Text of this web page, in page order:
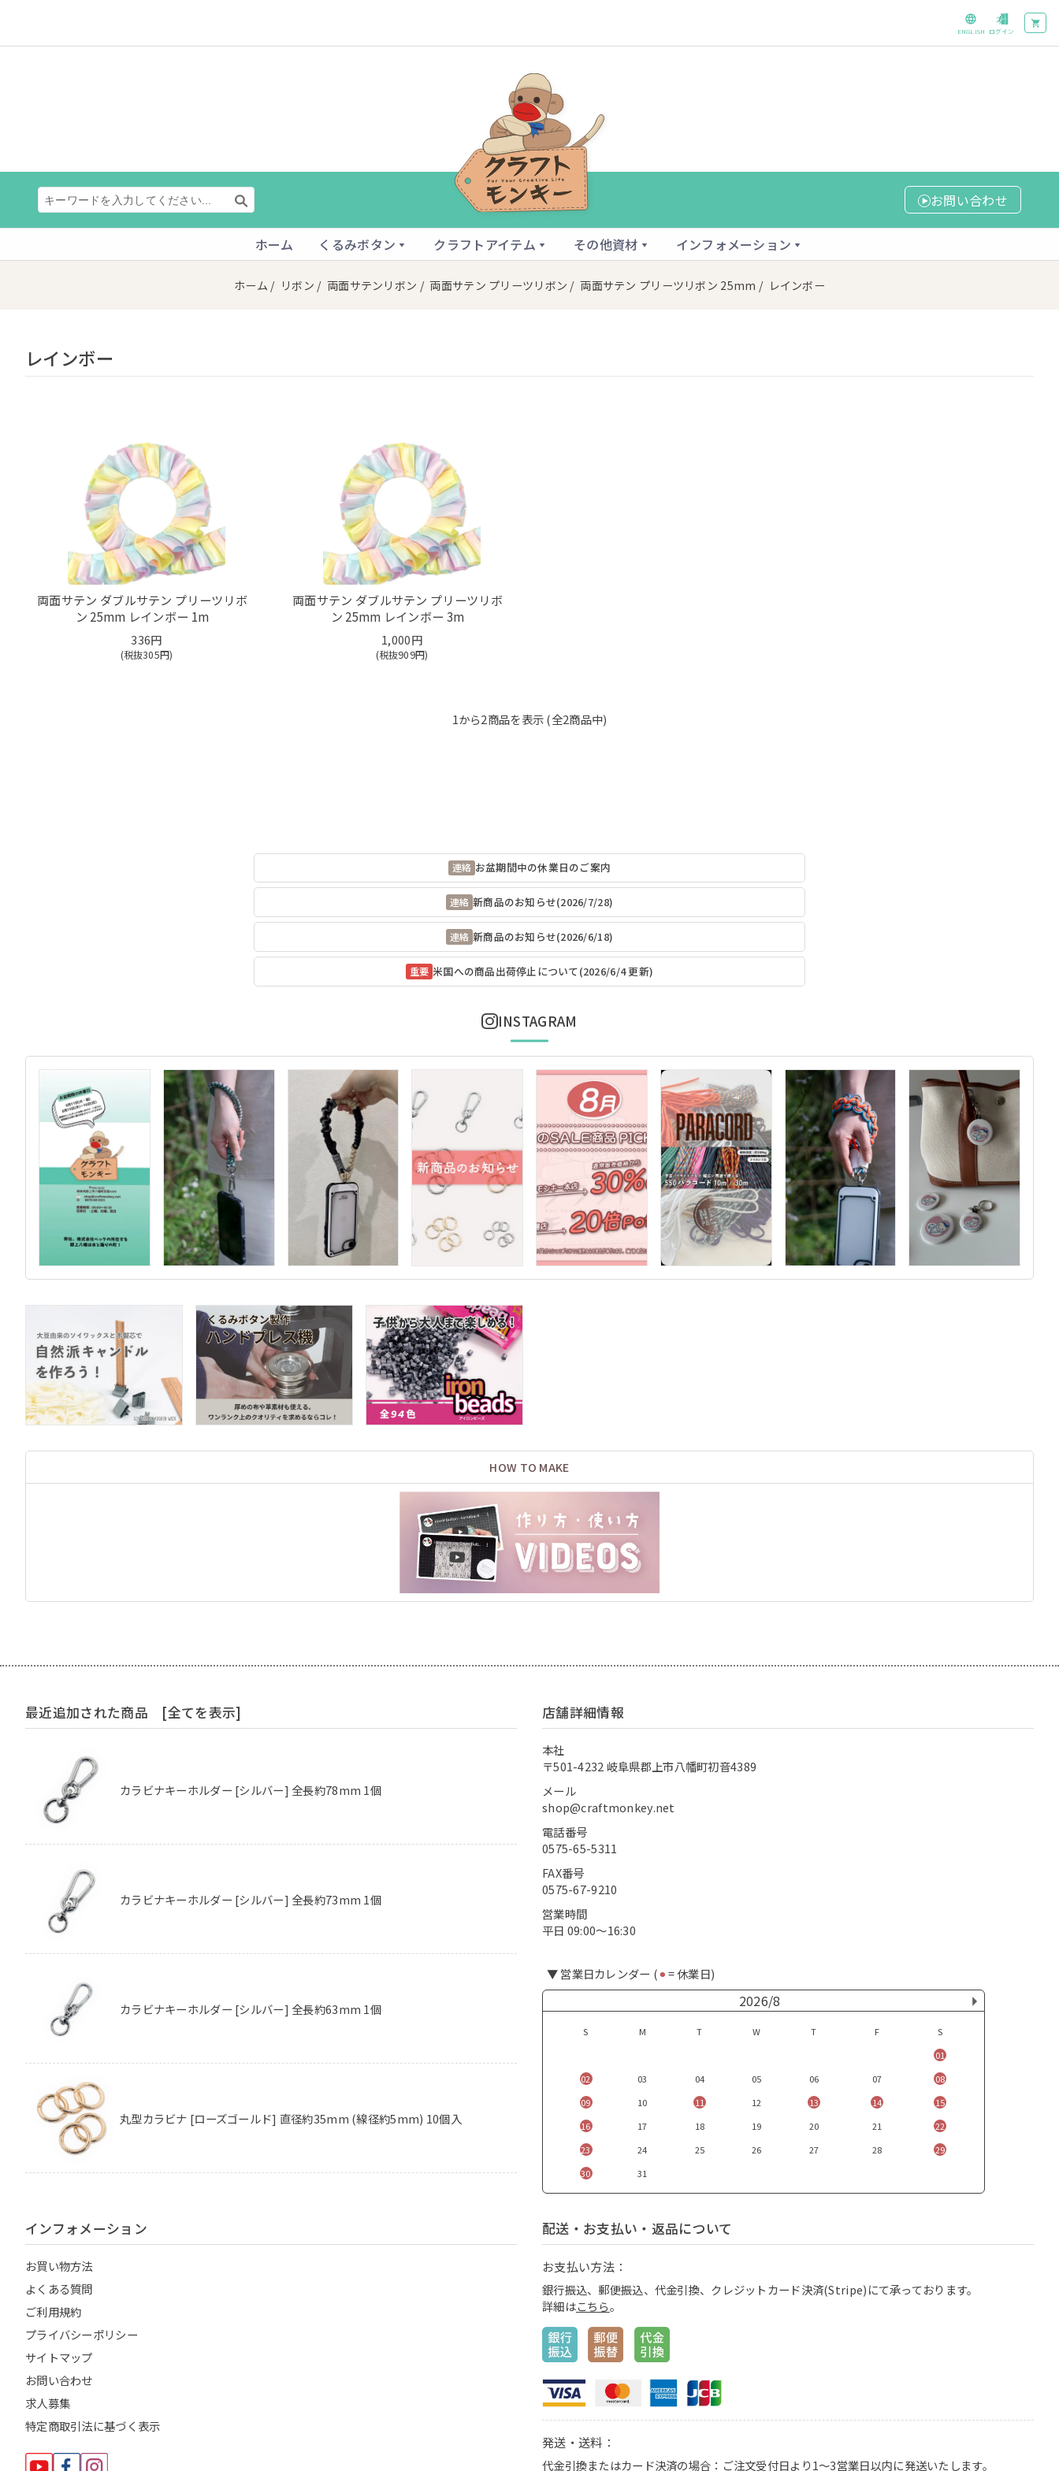
ログイン
ENGLISH
お問い合わせ
ホーム くるみボタン クラフトアイテム その他資材 インフォメーション
ホーム / リボン /両面サテンリボン /両面サテン プリーツリボン /両面サテン プリーツリボン 25mm / レインボー
レインボー
両面サテン ダブルサテン プリーツリボ
ン 25mm レインボー 1m
336円
(税抜305円)
両面サテン ダブルサテン プリーツリボ
ン 25mm レインボー 3m
1,000円
(税抜909円)
1から2商品を表示 (全2商品中)
連絡 お盆期間中の休業日のご案内
連絡 新商品のお知らせ(2026/7/28)
連絡 新商品のお知らせ(2026/6/18)
重要 米国への商品出荷停止について(2026/6/4 更新)
INSTAGRAM
HOW TO MAKE
最近追加された商品 [全てを表示]
カラビナキーホルダー [シルバー] 全長約78mm 1個
カラビナキーホルダー [シルバー] 全長約73mm 1個
カラビナキーホルダー [シルバー] 全長約63mm 1個
丸型カラビナ [ローズゴールド] 直径約35mm (線径約5mm) 10個入
インフォメーション
お買い物方法
よくある質問
ご利用規約
プライバシーポリシー
サイトマップ
お問い合わせ
求人募集
特定商取引法に基づく表示
店舗詳細情報
本社
〒501-4232 岐阜県郡上市八幡町初音4389
メール
shop@craftmonkey.net
電話番号
0575-65-5311
FAX番号
0575-67-9210
営業時間
平日 09:00〜16:30
▼ 営業日カレンダー (⚫︎= 休業日)
2026/8
S M T W T F
S
01
02
03 04 05 06 07
08
09
10 11 12 13 14
15
16
17 18 19 20 21
22
23
24 25 26 27 28
29
30
31
配送・お支払い・返品について
お支払い方法：
銀行振込、郵便振込、代金引換、クレジットカード決済(Stripe)にて承っております。
詳細はこちら。
発送・送料：
代金引換またはカード決済の場合：ご注文受付日より1〜3営業日以内に発送いたします。